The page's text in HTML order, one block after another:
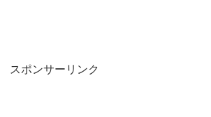
スポンサーリンク